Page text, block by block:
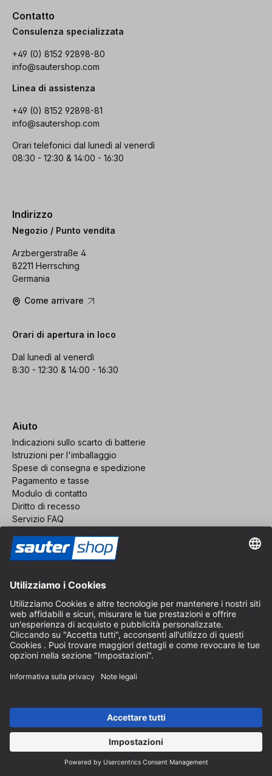
Contatto
Consulenza specializzata
+49 (0) 8152 92898-80
info@sautershop.com
Linea di assistenza
+49 (0) 8152 92898-81
info@sautershop.com
Orari telefonici dal lunedì al venerdì
08:30 - 12:30 & 14:00 - 16:30
Indirizzo
Negozio / Punto vendita
Arzbergerstraße 4
82211 Herrsching
Germania
Come arrivare
Orari di apertura in loco
Dal lunedì al venerdì
8:30 - 12:30 & 14:00 - 16:30
Aiuto
Indicazioni sullo scarto di batterie
Istruzioni per l'imballaggio
Spese di consegna e spedizione
Pagamento e tasse
Modulo di contatto
Diritto di recesso
Servizio FAQ
Carriera
Area rivenditori
Diventa rivenditore
Note legali
Protezione dei Dati